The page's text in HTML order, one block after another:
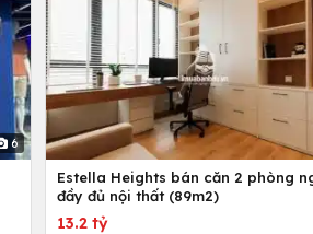
6
Estella Heights bán căn 2 phòng
đầy đủ nội thất (89m2)
13.2 tỷ